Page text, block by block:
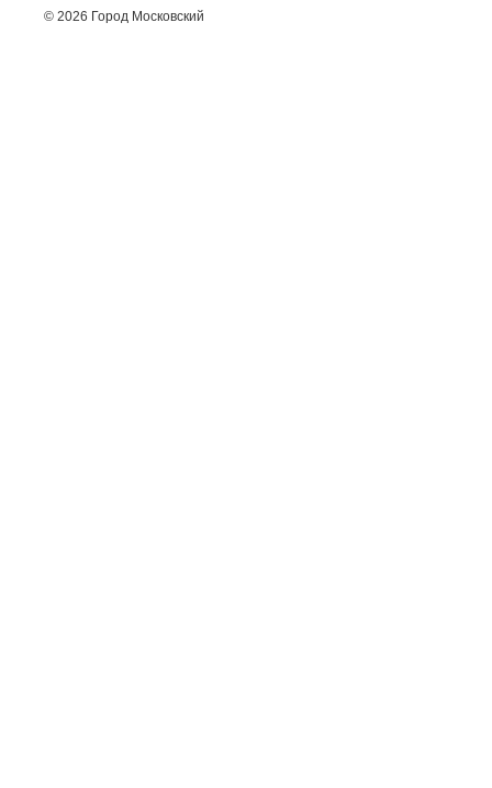
© 2026 Город Московский